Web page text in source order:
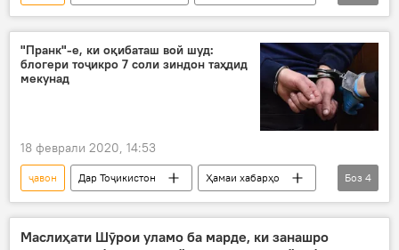
Рӯйдод, ҷиноят ва ҳолатҳои фавқулода
боздошт
ВКД
"Пранк"-е, ки оқибаташ вой шуд:
блогери тоҷикро 7 соли зиндон таҳдид
мекунад
18 феврали 2020, 14:53
ҷавон Дар Тоҷикистон
Ҳамаи хабарҳо
Амният ва мудофиа
ҳабс
боздошт
Маскав
Боз 4
Маслиҳати Шӯрои уламо ба марде, ки занашро